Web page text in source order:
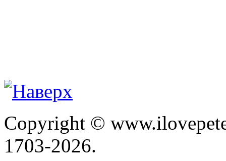
Copyright ©
1703-2026.